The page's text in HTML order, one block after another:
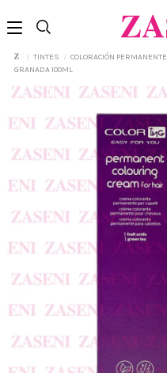
TINTES COLORACIÓN PERMANENTE
GRANADA 100ML